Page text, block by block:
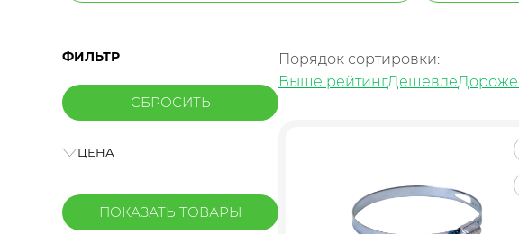
ФИЛЬТР
ЦЕНА
ПОКАЗАТЬ ТОВАРЫ
Порядок сортировки:
Выше рейтингДешевлеДороже